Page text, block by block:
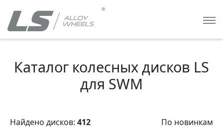
Каталог колесных дисков LS
для SWM
Найдено дисков: 412 По новинкам